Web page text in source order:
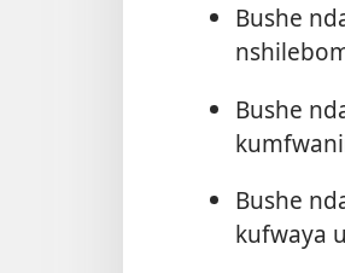
Bushe
Bushe
Bushe
kufwaya